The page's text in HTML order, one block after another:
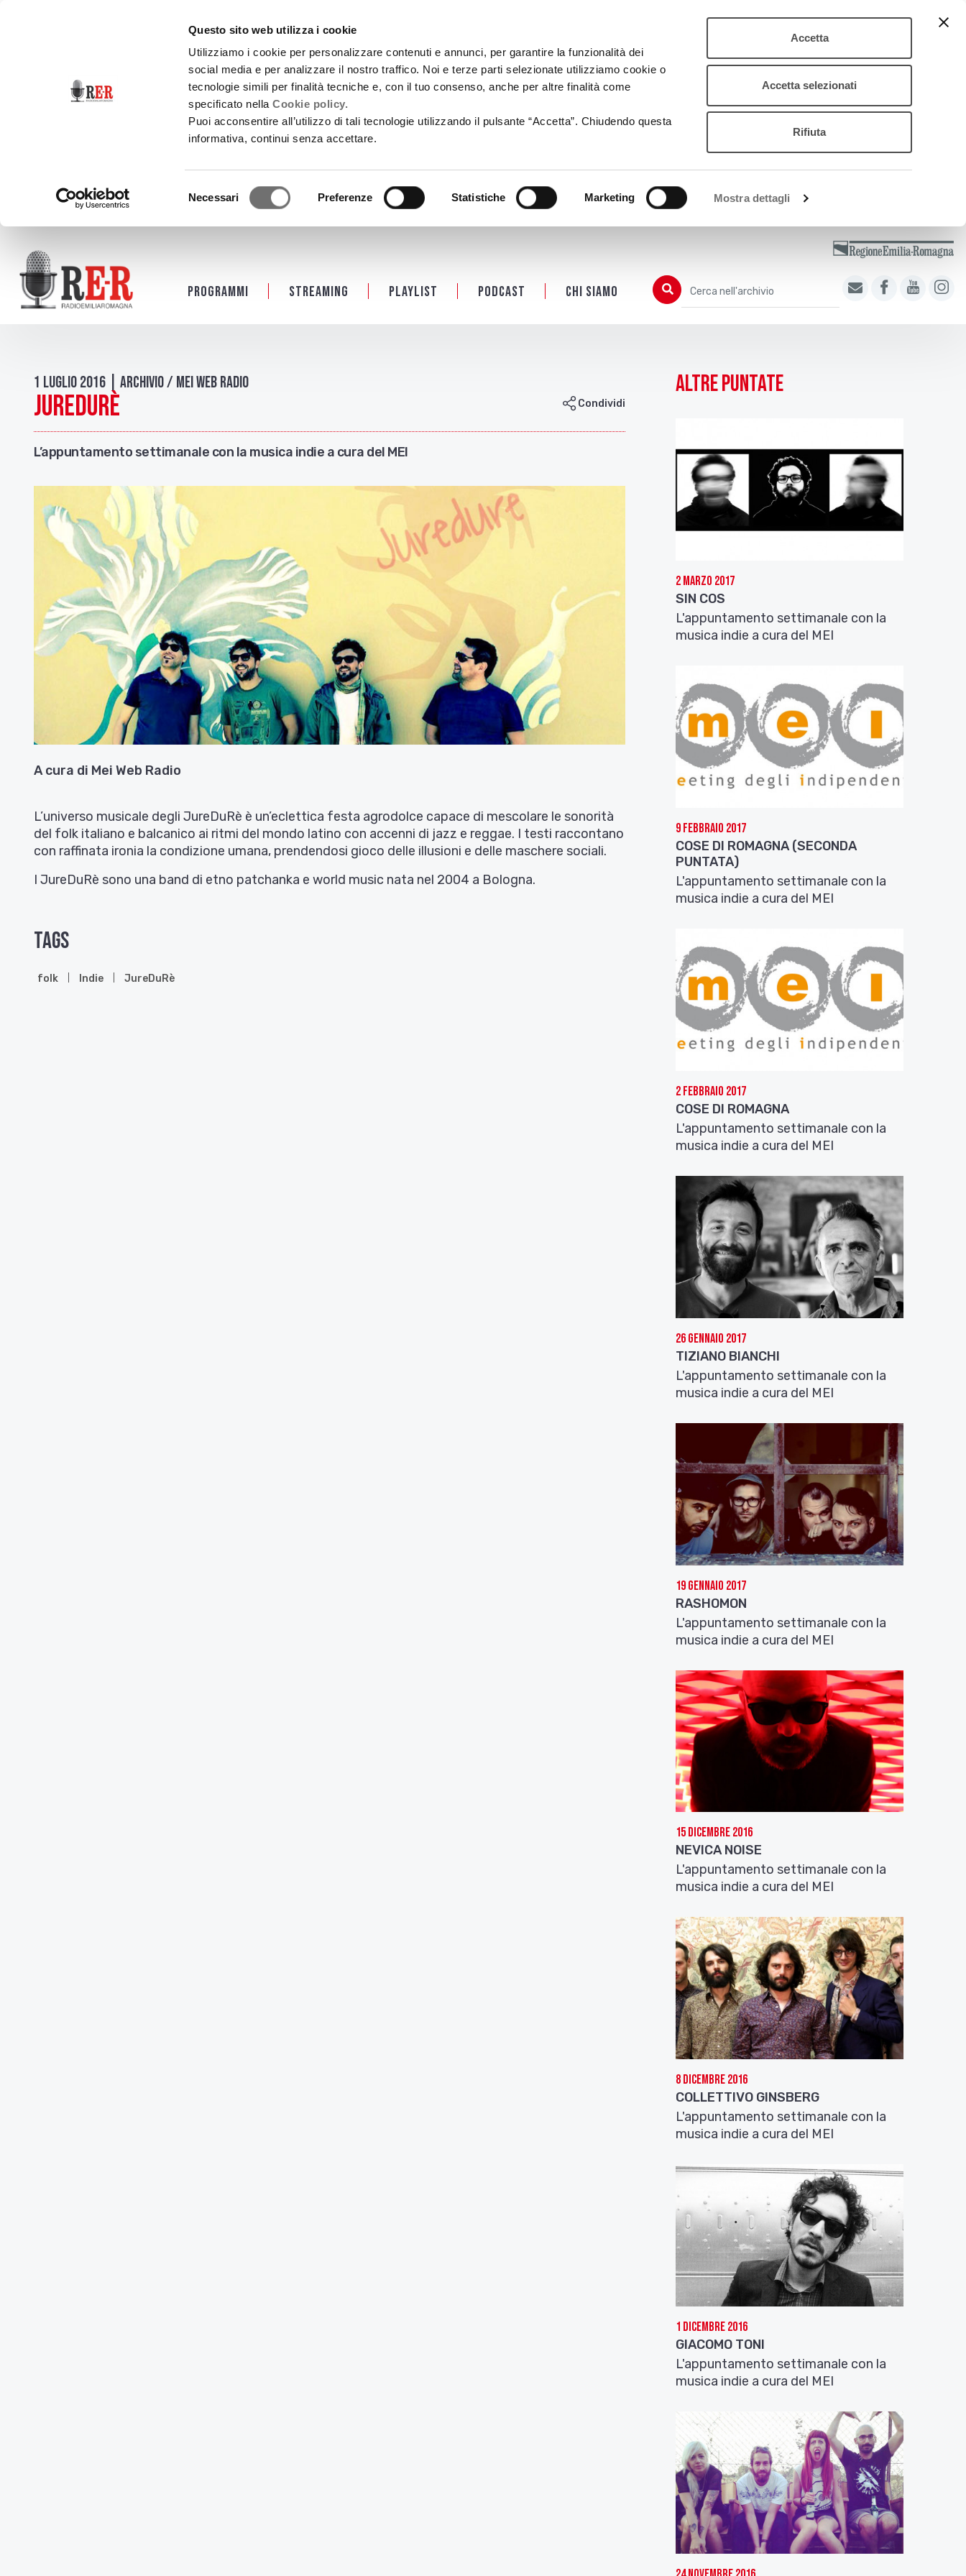
Questo sito web utilizza i cookie
Utilizziamo i cookie per personalizzare contenuti e annunci, per garantire la funzionalità dei
social media e per analizzare il nostro traffico. Noi e terze parti selezionate utilizziamo cookie o
tecnologie simili per finalità tecniche e, con il tuo consenso, anche per altre finalità come
specificato nellaCookie policy.
Puoi acconsentire all’utilizzo di tali tecnologie utilizzando il pulsante “Accetta”. Chiudendo questa
informativa, continui senza accettare.
Necessari Preferenze Statistiche Marketing Mostra dettagli
Accetta
Accetta selezionati
Rifiuta
Programmi Streaming Playlist PODCAST Chi siamo Cerca
Cerca nell'archivio
1 Luglio 2016 | Archivio / Mei Web Radio
JureDuRè Condividi
L’appuntamento settimanale con la musica indie a cura del MEI
A cura di Mei Web Radio
L’universo musicale degli JureDuRè è un’eclettica festa agrodolce capace di mescolare le sonorità
del folk italiano e balcanico ai ritmi del mondo latino con accenni di jazz e reggae. I testi raccontano
con raffinata ironia la condizione umana, prendendosi gioco delle illusioni e delle maschere sociali.
I JureDuRè sono una band di etno patchanka e world music nata nel 2004 a Bologna.
Tags
folk Indie JureDuRè
Altre puntate
2 Marzo 2017
SIN COS
L'appuntamento settimanale con la
musica indie a cura del MEI
9 Febbraio 2017
COSE DI ROMAGNA (SECONDA
PUNTATA)
L'appuntamento settimanale con la
musica indie a cura del MEI
2 Febbraio 2017
COSE DI ROMAGNA
L'appuntamento settimanale con la
musica indie a cura del MEI
26 Gennaio 2017
TIZIANO BIANCHI
L'appuntamento settimanale con la
musica indie a cura del MEI
19 Gennaio 2017
RASHOMON
L'appuntamento settimanale con la
musica indie a cura del MEI
15 Dicembre 2016
NEVICA NOISE
L'appuntamento settimanale con la
musica indie a cura del MEI
8 Dicembre 2016
COLLETTIVO GINSBERG
L'appuntamento settimanale con la
musica indie a cura del MEI
1 Dicembre 2016
GIACOMO TONI
L'appuntamento settimanale con la
musica indie a cura del MEI